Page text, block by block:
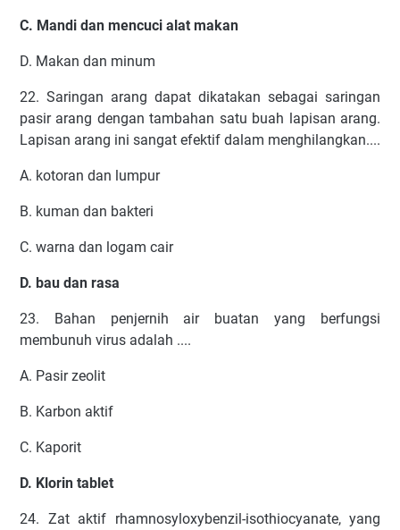
C. Mandi dan mencuci alat makan
D. Makan dan minum
22. Saringan arang dapat dikatakan sebagai saringan
pasir arang dengan tambahan satu buah lapisan arang.
Lapisan arang ini sangat efektif dalam menghilangkan....
A. kotoran dan lumpur
B. kuman dan bakteri
C. warna dan logam cair
D. bau dan rasa
23. Bahan penjernih air buatan yang berfungsi
membunuh virus adalah ....
A. Pasir zeolit
B. Karbon aktif
C. Kaporit
D. Klorin tablet
24. Zat aktif rhamnosyloxybenzil-isothiocyanate, yang